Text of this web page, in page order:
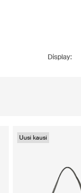
Display:
Uusi kausi